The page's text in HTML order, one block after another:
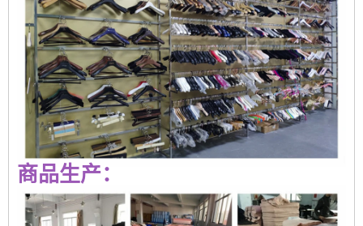
商品生产：